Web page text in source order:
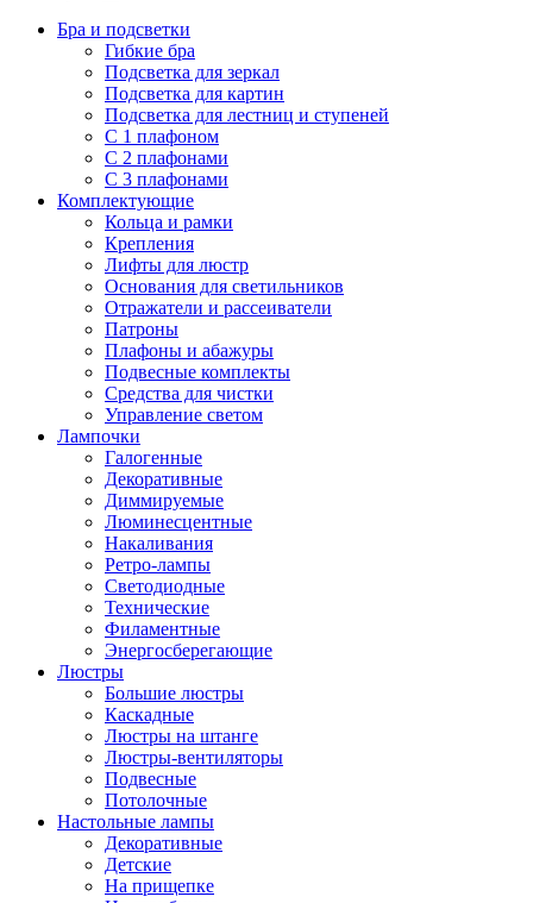
Бра и подсветки
Гибкие бра
Подсветка для зеркал
Подсветка для картин
Подсветка для лестниц и ступеней
С 1 плафоном
С 2 плафонами
С 3 плафонами
Комплектующие
Кольца и рамки
Крепления
Лифты для люстр
Основания для светильников
Отражатели и рассеиватели
Патроны
Плафоны и абажуры
Подвесные комплекты
Средства для чистки
Управление светом
Лампочки
Галогенные
Декоративные
Диммируемые
Люминесцентные
Накаливания
Ретро-лампы
Светодиодные
Технические
Филаментные
Энергосберегающие
Люстры
Большие люстры
Каскадные
Люстры на штанге
Люстры-вентиляторы
Подвесные
Потолочные
Настольные лампы
Декоративные
Детские
На прищепке